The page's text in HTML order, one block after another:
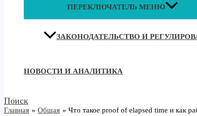
ПЕРЕКЛЮЧАТЕЛЬ МЕНЮ
ЗАКОНОДАТЕЛЬСТВО И
НОВОСТИ И АНАЛИТИКА
Поиск
Главная Общая Что такое proof of elapsed time и как